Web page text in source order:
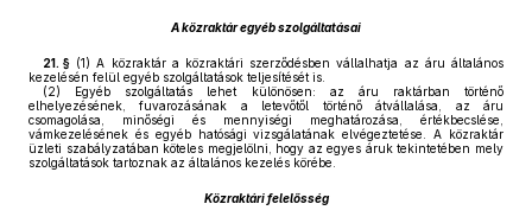
A közraktár egyéb szolgáltatásai
21. § (1) A közraktár a közraktári szerződésben vállalhatja az áru általános
kezelésén felül egyéb szolgáltatások teljesítését is.
(2) Egyéb szolgáltatás lehet különösen: az áru raktárban történő
elhelyezésének, fuvarozásának a letevőtől történő átvállalása, az áru
csomagolása, minőségi és mennyiségi meghatározása, értékbecslése,
vámkezelésének és egyéb hatósági vizsgálatának elvégeztetése. A közraktár
üzleti szabályzatában köteles megjelölni, hogy az egyes áruk tekintetében mely
szolgáltatások tartoznak az általános kezelés körébe.
Közraktári felelősség